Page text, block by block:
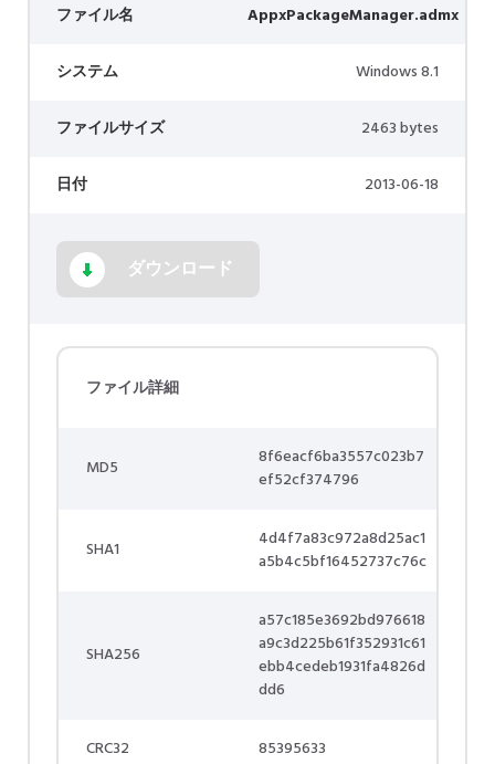
ファイル名 AppxPackageManager.admx
システム Windows 8.1
ファイルサイズ 2463 bytes
日付 2013-06-18
ダウンロード
ファイル詳細
MD5
8f6eacf6ba3557c023b7
ef52cf374796
SHA1
4d4f7a83c972a8d25ac1
a5b4c5bf16452737c76c
SHA256
a57c185e3692bd976618
a9c3d225b61f352931c61
ebb4cedeb1931fa4826d
dd6
CRC32 85395633